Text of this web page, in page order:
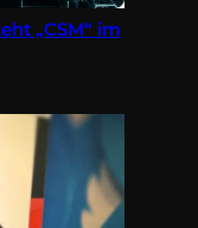
„CSM“ im